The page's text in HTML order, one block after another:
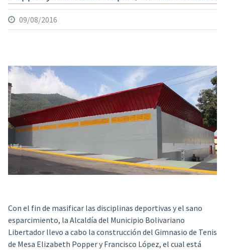
09/08/2016
Con el fin de masificar las disciplinas deportivas y el sano
esparcimiento, la Alcaldía del Municipio Bolivariano
Libertador llevo a cabo la construcción del Gimnasio de Tenis
de Mesa Elizabeth Popper y Francisco López, el cual está